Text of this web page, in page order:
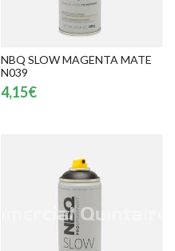
NBQ SLOW MAGENTA MATE
N039
4,15€